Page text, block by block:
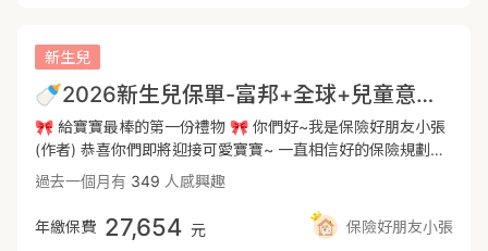
補助費會提高，門診手術額度也會提高相對處置使用更廣以上
的考量更符合我的高ＣＰ的想法。(諮詢我，帶你瞭解差異）--
-📽️同場加映：2026🏆🔥成人の高CP🐼保單請參考：
https://finfo.tw/assortments/9c54c0128263ac5c---2026
🏆🧑‍🍼新生兒👶兒童🐼規劃請參考：
齡社會的一生懸命長照險：
https://finfo.tw/assortments/4b0e11ee25687355終身醫療
險：https://finfo.tw/assortments/06438d1c5d34e169---
附加 保費$1210) -- ⭕細項額度都可依需求討論調整喔!! ⭕保
費不用2.5萬，高住院日額、高一次給付(癌症及重大傷病) 從2
歲~20歲保費還會遞減~ --------------------------------------
----------------------------------------------------------------
--------------------------------------------- 🔶新生兒保障規
劃🔶 #懶人包 #快速上手 #最新版 小寶貝即將到來，該先做哪
些準備呢❓ 🔎寶寶保障規劃重點 🔎新生兒投保流程 🔎投保
注意事項 --- 🔎寶寶保障規劃重點: 實支實付、意外險、癌
症、重大傷病 🔢實支實付、住院日額 實支實付保障範圍---面
但有額外包含145項處置，市面上門診特定範圍最廣，沒年度
理賠上限。 2、一次性理賠金：「重大傷病與癌症」 ❶重大傷
病包含300多項疾病，發生時至少需半年～兩年左右的療養期
間，領卡就理賠一次金200萬，保險金自由運用 ，做為緊急預
備醫療金使用，不必擔心經濟損失能安心治療。 ❷目前統計領
時啟動給付。 🔸重大傷病險規劃在全球，費率較有優勢： ＊
保障內容包含台灣領卡率最高的癌症。 ＊以及精神疾病領卡沒
有「理賠金被打折」的問題。 ＊定期險後期費率漲幅相對平
新生兒
🍼2026新生兒保單-富邦+全球+兒童意外險專案，全面守護寶寶健康成長🥰
🎀 給寶寶最棒的第一份禮物 🎀 你們好~我是保險好朋友小張
(作者) 恭喜你們即將迎接可愛寶寶~ 一直相信好的保險規劃會
是給寶寶最棒的禮物🎁 更是爸爸媽媽可以安心陪伴寶寶治療
的堅強後盾 希望這篇分享對各位爸爸媽媽有幫助😊 ✨新生兒
保單規劃重點✨ 📌醫療保障 ✅實支實付(正本理賠):額度內針
對醫療費用花多少賠多少 ✅定額醫療險:拉高住院與手術保
過去一個月有 349 人感興趣
年繳保費 27,654 元 保險好朋友小張